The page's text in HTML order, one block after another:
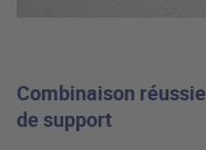
Combinaison
de support